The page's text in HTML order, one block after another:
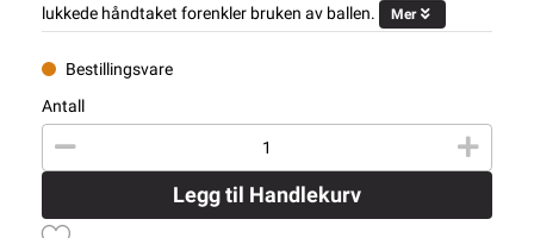
lukkede håndtaket forenkler bruken av ballen.
Mer
Bestillingsvare
Antall
Legg til Handlekurv